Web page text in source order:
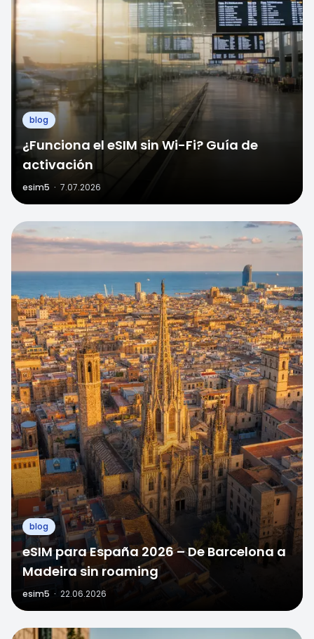
blog
¿Funciona el eSIM sin Wi-Fi? Guía de
activación
esim5 · 7.07.2026
blog
eSIM para España 2026 – De Barcelona a
Madeira sin roaming
esim5 · 22.06.2026